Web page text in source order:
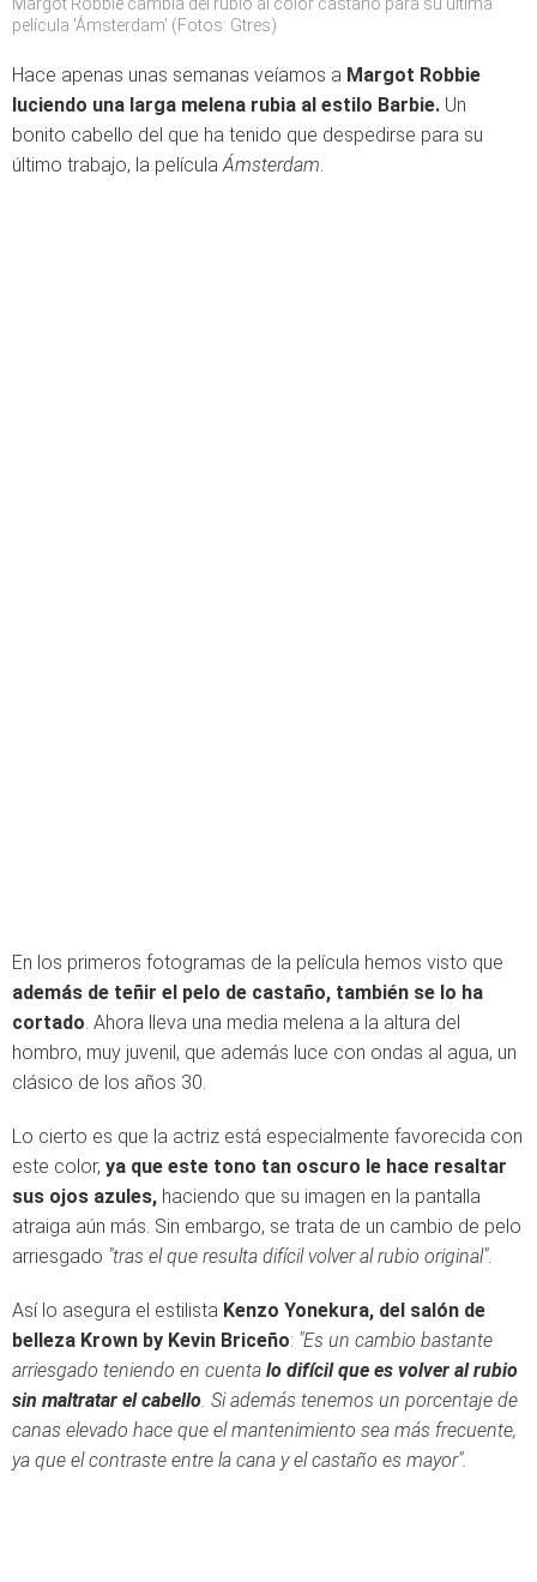
película 'Ámsterdam' (Fotos: Gtres)
Hace apenas unas semanas veíamos a Margot Robbie
luciendo una larga melena rubia al estilo Barbie. Un
bonito cabello del que ha tenido que despedirse para su
último trabajo, la películaÁmsterdam.
En los primeros fotogramas de la película hemos visto que
además de teñir el pelo de castaño, también se lo ha
cortado. Ahora lleva una media melena a la altura del
hombro, muy juvenil, que además luce con ondas al agua, un
clásico de los años 30.
Lo cierto es que la actriz está especialmente favorecida con
este color, ya que este tono tan oscuro le hace resaltar
sus ojos azules, haciendo que su imagen en la pantalla
atraiga aún más. Sin embargo, se trata de un cambio de pelo
arriesgado "tras el que resulta difícil volver al rubio original".
Así lo asegura el estilista Kenzo Yonekura, del salón de
belleza Krown by Kevin Briceño: "Es un cambio bastante
arriesgado teniendo en cuenta lo difícil que es volver al rubio
sin maltratar el cabello. Si además tenemos un porcentaje de
canas elevado hace que el mantenimiento sea más frecuente,
ya que el contraste entre la cana y el castaño es mayor".